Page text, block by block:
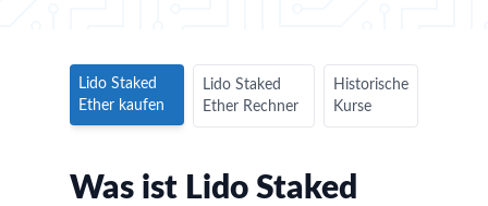
Lido Staked
Ether kaufen
Lido Staked
Ether Rechner
Historische
Kurse
Was ist Lido Staked